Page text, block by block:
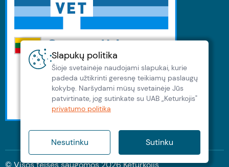
Slapukų politika
Šioje svetainėje naudojami slapukai, kurie
padeda užtikrinti geresnę teikiamų paslaugų
kokybę. Naršydami müsų svetainėje Jūs
patvirtinate, jog sutinkate su UAB „Keturkojis"
privatumo politika
Nesutinku Sutinku
© Visos teisės saugomos2026Keturkojis